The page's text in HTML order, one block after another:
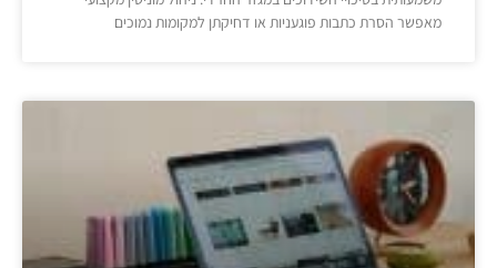
מאפשר הסרת כתבות פוגעניות או דחיקתן למקומות נמוכים